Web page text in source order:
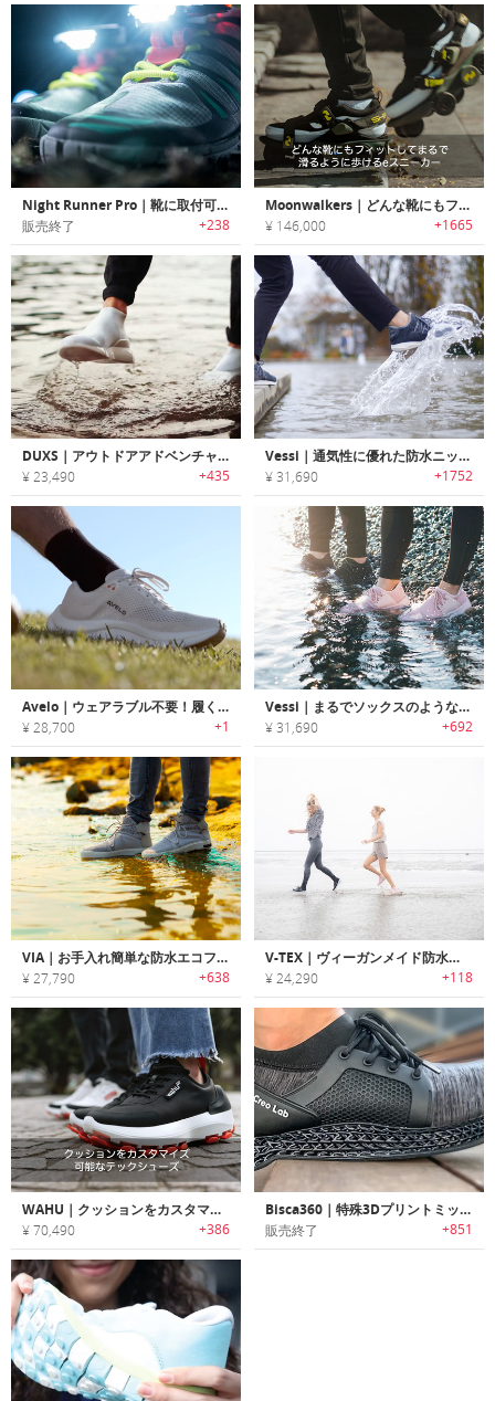
Night Runner Pro｜靴に取付可能な夜間アウトドアスポーツ用シューズライト「ナイトランナー プロ」
販売終了 +238
Moonwalkers｜どんな靴にもフィットしてまるで滑るように歩けるeスニーカー「ムーンウォーカー」
¥ 146,000 +1665
DUXS｜アウトドアアドベンチャーに最適なウォータープルーフトラベルシューズ「ダックス」
¥ 23,490 +435
Vessi｜通気性に優れた防水ニットシューズ「ヴェシー」
¥ 31,690 +1752
Avelo｜ウェアラブル不要！履くだけでトラッキングできるスマートランニングシューズ
¥ 28,700 +1
Vessi｜まるでソックスのような履き心地の完全防水ニットシューズ「Vessi エブリデイ・Vessi エブリデイスリップオン」
¥ 31,690 +692
VIA｜お手入れ簡単な防水エコフレンドリーニットシューズ「ヴィア」
¥ 27,790 +638
V-TEX｜ヴィーガンメイド防水ナノテクシューズ「ヴィーテック」
¥ 24,290 +118
WAHU｜クッションをカスタマイズ可能なテックシューズ
¥ 70,490 +386
Bisca360｜特殊3Dプリントミッドソールが快適なウォータープルーフカジュアルシューズ「ビスカ360」
販売終了 +851